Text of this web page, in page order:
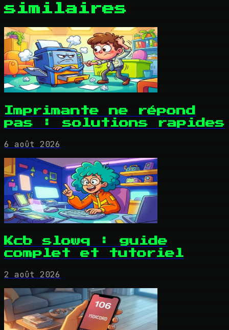
similaires
Imprimante ne répond
pas : solutions rapides
6 août 2026
Kcb slowq : guide
complet et tutoriel
2 août 2026